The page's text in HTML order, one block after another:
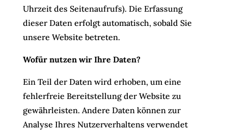
Uhrzeit des Seitenaufrufs). Die Erfassung
dieser Daten erfolgt automatisch, sobald Sie
unsere Website betreten.
Wofür nutzen wir Ihre Daten?
Ein Teil der Daten wird erhoben, um eine
fehlerfreie Bereitstellung der Website zu
gewährleisten. Andere Daten können zur
Analyse Ihres Nutzerverhaltens verwendet